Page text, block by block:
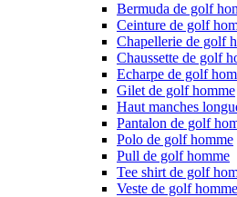
Bermuda de golf
Ceinture de golf
Chapellerie de golf
Chaussette de golf
Echarpe de golf
Gilet de golf homme
Haut manches
Pantalon de golf
Polo de golf homme
Pull de golf homme
Tee shirt de golf
Veste de golf homme